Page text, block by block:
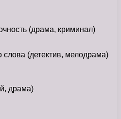
(драма, криминал)
слова (детектив, мелодрама)
драма)